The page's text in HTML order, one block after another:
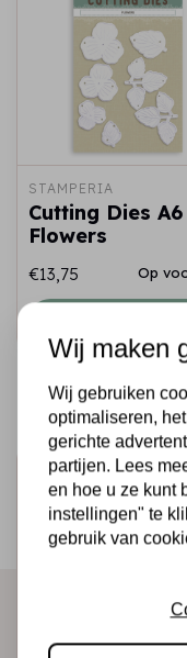
STAMPERIA
Cutting Dies
Flowers
€13,75 Op
Schrijf je in
Ontvang als
direct in je mailbox!
Abonneer
Wij maken
Wij gebruiken
optimaliseren,
gerichte
partijen. Lees
en hoe u ze kunt
instellingen" te
gebruik van